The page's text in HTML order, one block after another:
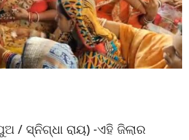
/ ସ୍ନିଗ୍ଧା ରାୟ) -ଏହି ଜିଲାର